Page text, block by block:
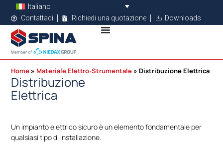
Italiano
Contattaci
Richiedi una quotazione Downloads
Home Materiale Elettro-Strumentale Distribuzione Elettrica
Distribuzione
Elettrica
Un impianto elettrico sicuro è un elemento fondamentale per
qualsiasi tipo di installazione.